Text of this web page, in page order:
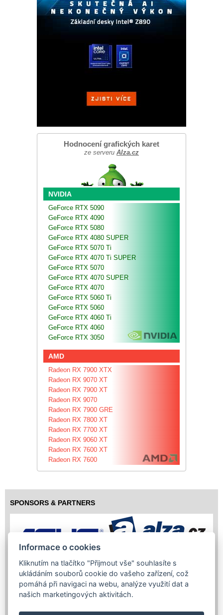
Hodnocení grafických karet
ze serveru Alza.cz
NVIDIA
GeForce RTX 5090
GeForce RTX 4090
GeForce RTX 5080
GeForce RTX 4080 SUPER
GeForce RTX 5070 Ti
GeForce RTX 4070 Ti SUPER
GeForce RTX 5070
GeForce RTX 4070 SUPER
GeForce RTX 4070
GeForce RTX 5060 Ti
GeForce RTX 5060
GeForce RTX 4060 Ti
GeForce RTX 4060
GeForce RTX 3050
AMD
Radeon RX 7900 XTX
Radeon RX 9070 XT
Radeon RX 7900 XT
Radeon RX 9070
Radeon RX 7900 GRE
Radeon RX 7800 XT
Radeon RX 7700 XT
Radeon RX 9060 XT
Radeon RX 7600 XT
Radeon RX 7600
SPONSORS & PARTNERS
Informace o cookies
Kliknutím na tlačítko "Přijmout vše" souhlasíte s
ukládáním souborů cookie do vašeho zařízení, což
pomáhá při navigaci na webu, analýze využití dat a
našich marketingových aktivitách.